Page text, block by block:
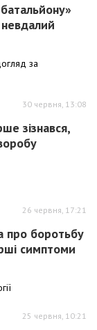
за
30 червня, 13:08
зізнався,
26 червня, 17:21
про боротьбу
симптоми
25 червня, 10:21